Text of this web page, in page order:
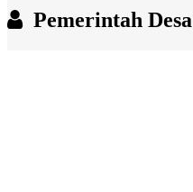
Pemerintah Desa